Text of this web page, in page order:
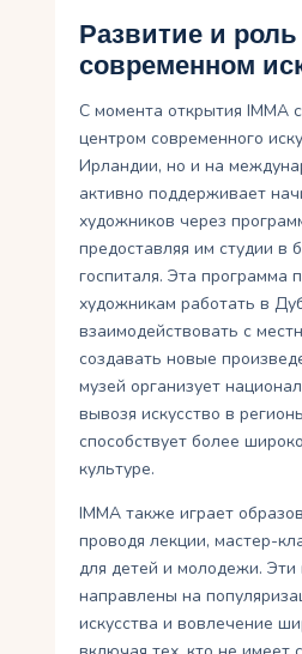
Развитие и
современном
С момента открытия IMMA
центром современного
Ирландии, но и на
активно поддерживает
художников через
предоставляя им студии
госпиталя. Эта программа
художникам работать в
взаимодействовать с
создавать новые
музей организует
вывозя искусство в
способствует более
культуре.
IMMA также играет
проводя лекции, мастер-
для детей и молодежи. Эти
направлены на
искусства и вовлечение